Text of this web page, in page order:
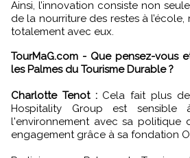
Ainsi, l’innovation consiste non
de la nourriture des restes à l’école,
totalement avec eux.
TourMaG.com - Que pensez-vous et que vous apportent
les Palmes du Tourisme Durable ?
Charlotte Tenot :Cela fait plus de
Hospitality Group est
l'environnement avec sa politique
engagement grâce à sa fondation